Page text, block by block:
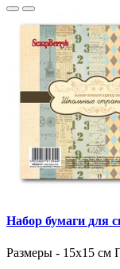
Набор бумаги
Размеры - 15х15 см